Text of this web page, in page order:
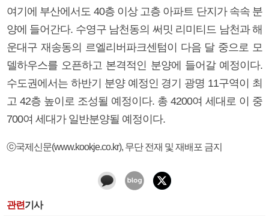
여기에 부산에서도 40층 이상 고층 아파트 단지가 속속 분
양에 들어간다. 수영구 남천동의 써밋 리미티드 남천과 해
운대구 재송동의 르엘리버파크센텀이 다음 달 중으로 모
델하우스를 오픈하고 본격적인 분양에 들어갈 예정이다.
수도권에서는 하반기 분양 예정인 경기 광명 11구역이 최
고 42층 높이로 조성될 예정이다. 총 4200여 세대로 이 중
700여 세대가 일반분양될 예정이다.
ⓒ국제신문(www.kookje.co.kr), 무단 전재 및 재배포 금지
관련기사